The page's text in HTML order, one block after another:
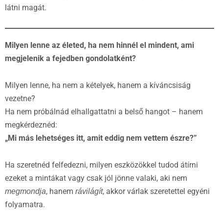
látni magát.
Milyen lenne az életed, ha nem hinnél el mindent, ami
megjelenik a fejedben gondolatként?
Milyen lenne, ha nem a kételyek, hanem a kíváncsiság
vezetne?
Ha nem próbálnád elhallgattatni a belső hangot – hanem
megkérdeznéd:
„Mi más lehetséges itt, amit eddig nem vettem észre?”
Ha szeretnéd felfedezni, milyen eszközökkel tudod átírni
ezeket a mintákat vagy csak jól jönne valaki, aki nem
megmondja, hanem rávilágít, akkor várlak szeretettel egyéni
folyamatra.